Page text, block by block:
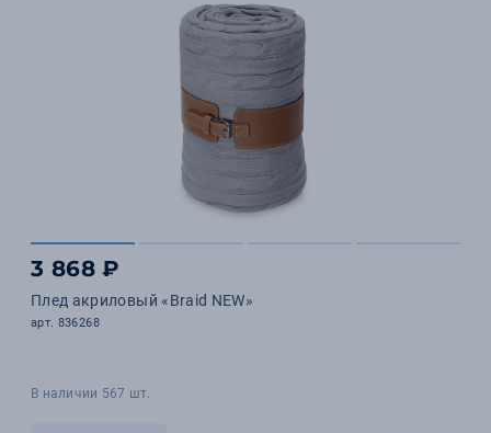
3 868 ₽
Плед акриловый «Braid NEW»
арт. 836268
В наличии 567 шт.